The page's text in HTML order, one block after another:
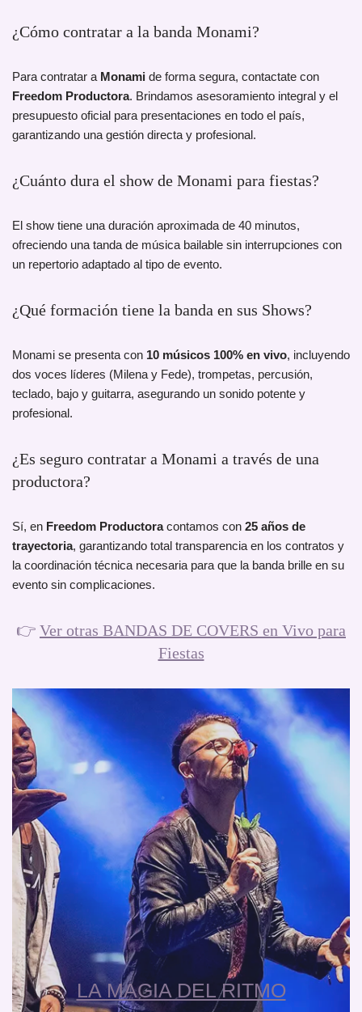
¿Cómo contratar a la banda Monami?
Para contratar a Monami de forma segura, contactate con
Freedom Productora. Brindamos asesoramiento integral y el
presupuesto oficial para presentaciones en todo el país,
garantizando una gestión directa y profesional.
¿Cuánto dura el show de Monami para fiestas?
El show tiene una duración aproximada de 40 minutos,
ofreciendo una tanda de música bailable sin interrupciones con
un repertorio adaptado al tipo de evento.
¿Qué formación tiene la banda en sus Shows?
Monami se presenta con 10 músicos 100% en vivo, incluyendo
dos voces líderes (Milena y Fede), trompetas, percusión,
teclado, bajo y guitarra, asegurando un sonido potente y
profesional.
¿Es seguro contratar a Monami a través de una
productora?
Sí, en Freedom Productoracontamos con 25 años de
trayectoria, garantizando total transparencia en los contratos y
la coordinación técnica necesaria para que la banda brille en su
evento sin complicaciones.
👉 Ver otras BANDAS DE COVERS en Vivo para
Fiestas
LA MAGIA DEL RITMO